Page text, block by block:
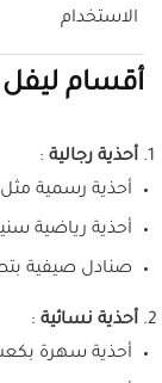
الاستخدام
أقسام
أحذية رجالية :
أحذية رسمية
أحذية رياضية
صنادل صيفية
أحذية نسائية :
أحذية سهرة